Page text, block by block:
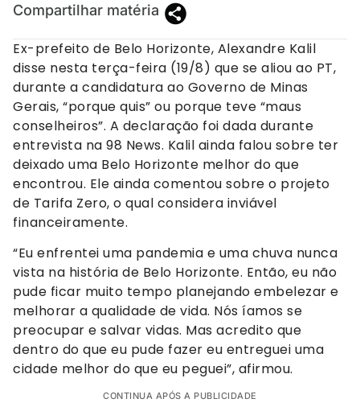
Compartilhar matéria
Ex-prefeito de Belo Horizonte, Alexandre Kalil
disse nesta terça-feira (19/8) que se aliou ao PT,
durante a candidatura ao Governo de Minas
Gerais, “porque quis” ou porque teve “maus
conselheiros”. A declaração foi dada durante
entrevista na 98 News. Kalil ainda falou sobre ter
deixado uma Belo Horizonte melhor do que
encontrou. Ele ainda comentou sobre o projeto
de Tarifa Zero, o qual considera inviável
financeiramente.
“Eu enfrentei uma pandemia e uma chuva nunca
vista na história de Belo Horizonte. Então, eu não
pude ficar muito tempo planejando embelezar e
melhorar a qualidade de vida. Nós íamos se
preocupar e salvar vidas. Mas acredito que
dentro do que eu pude fazer eu entreguei uma
cidade melhor do que eu peguei”, afirmou.
CONTINUA APÓS A PUBLICIDADE